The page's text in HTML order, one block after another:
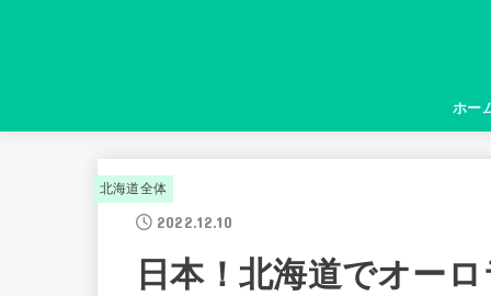
ホー
北海道全体
2022.12.10
日本！北海道でオー